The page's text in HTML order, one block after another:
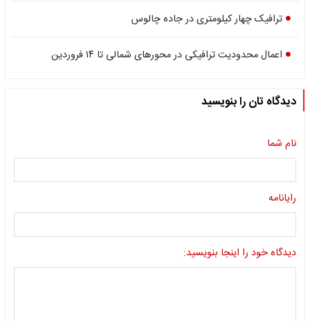
ترافیک چهار کیلومتری در جاده چالوس
اعمال محدودیت ترافیکی در محورهای شمالی تا ۱۴ فروردین
دیدگاه تان را بنویسید
نام شما
رایانامه
دیدگاه خود را اینجا بنویسید: